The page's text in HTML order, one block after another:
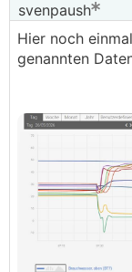
svenpaush
Hier noch
genannten